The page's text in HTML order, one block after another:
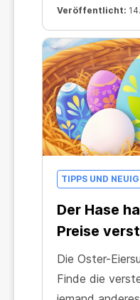
Veröffentlicht:
TIPPS UND
Der Hase
Preise
Die Oster-
Finde die